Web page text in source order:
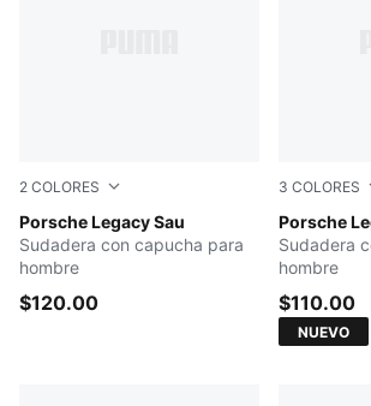
2 COLORES
Porsche Legacy Sau
Rosy Outlook
Sudadera con capucha para
hombre
$120.00
3 COLORES
Porsche
Mouse
Sudadera
hombre
$110.00
NUEVO